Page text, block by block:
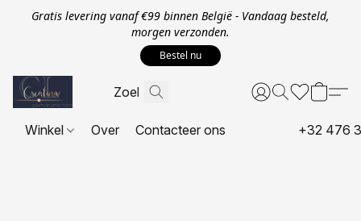
Gratis levering vanaf €99 binnen België - Vandaag besteld,
morgen verzonden.
Bestel nu
Winkel Over Contacteer ons +32 476